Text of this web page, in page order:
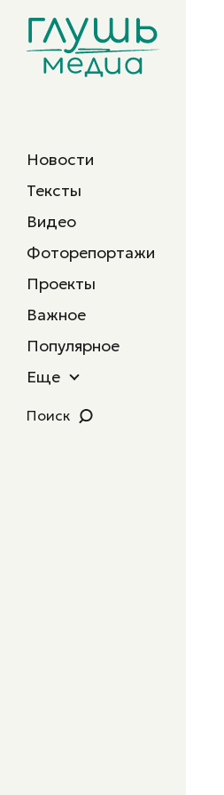
Новости
Тексты
Видео
Фоторепортажи
Проекты
Важное
Популярное
Еще
Поиск